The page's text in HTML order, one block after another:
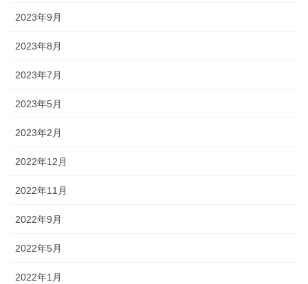
2023年9月
2023年8月
2023年7月
2023年5月
2023年2月
2022年12月
2022年11月
2022年9月
2022年5月
2022年1月